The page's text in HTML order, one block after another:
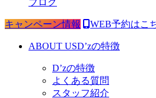
キャンペーン情報 WEB予約はこ
ABOUT USD’zの特徴
D’zの特徴
よくある質問
スタッフ紹介